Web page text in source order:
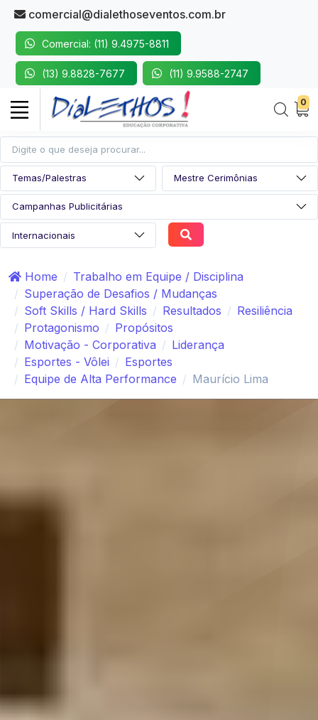
comercial@dialethoseventos.com.br
Comercial: (11) 9.4975-8811
(13) 9.8828-7677 (11) 9.9588-2747
0
Home
Trabalho em Equipe / Disciplina
Superação de Desafios / Mudanças
Soft Skills / Hard Skills
Resultados
Resiliência
Protagonismo
Propósitos
Motivação - Corporativa
Liderança
Esportes - Vôlei
Esportes
Equipe de Alta Performance
Maurício Lima